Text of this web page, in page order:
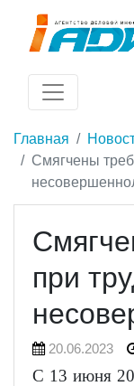
Главная
Смягчены
при
20.06.2023
С 13 июня